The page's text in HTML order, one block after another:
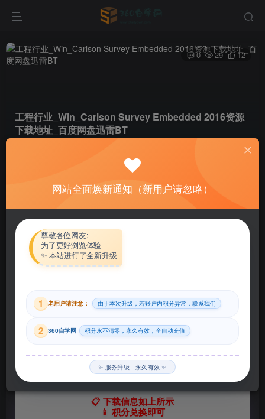
工程行业_Win_Carlson Survey Embedded 2016资源
下载地址_百度网盘迅雷BT
0 29 12
热心网友 关注
此内容为付费资源，请付费后查看
29积分
付费资源
📋 下载信息如上所示
📱 积分兑换即可
网站全面焕新通知（新用户请忽略）
尊敬各位网友:
为了更好浏览体验
✨ 本站进行了全新升级
1 老用户请注意： 由于本次升级，若账户内积分异常，联系我们
2 360自学网 积分永不清零，永久有效，全自动充值
✨ 服务升级 · 永久有效 ✨